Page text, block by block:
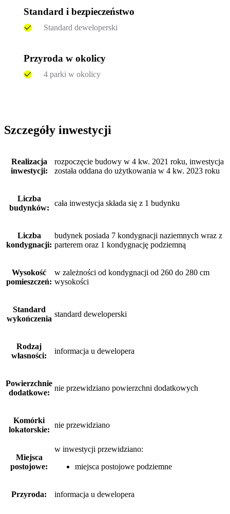
Standard i bezpieczeństwo
Standard deweloperski
Przyroda w okolicy
4 parki w okolicy
Szczegóły inwestycji
Realizacja
inwestycji:
rozpoczęcie budowy w 4 kw. 2021 roku, inwestycja
została oddana do użytkowania w 4 kw. 2023 roku
Liczba
budynków:
cała inwestycja składa się z 1 budynku
Liczba
kondygnacji:
budynek posiada 7 kondygnacji naziemnych wraz z
parterem oraz 1 kondygnację podziemną
Wysokość
pomieszczeń:
w zależności od kondygnacji od 260 do 280 cm
wysokości
Standard
wykończenia
standard deweloperski
Rodzaj
własności:
informacja u dewelopera
Powierzchnie
dodatkowe:
nie przewidziano powierzchni dodatkowych
Komórki
lokatorskie:
nie przewidziano
Miejsca
postojowe:
w inwestycji przewidziano:
miejsca postojowe podziemne
Przyroda: informacja u dewelopera